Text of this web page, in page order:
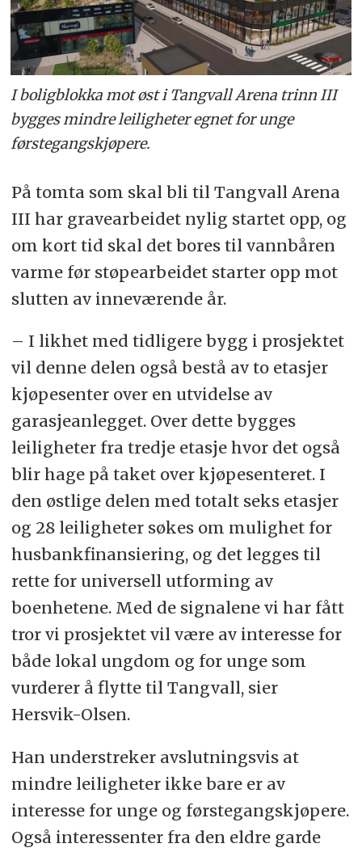
I boligblokka mot øst i Tangvall Arena trinn III
bygges mindre leiligheter egnet for unge
førstegangskjøpere.
På tomta som skal bli til Tangvall Arena
III har gravearbeidet nylig startet opp, og
om kort tid skal det bores til vannbåren
varme før støpearbeidet starter opp mot
slutten av inneværende år.
– I likhet med tidligere bygg i prosjektet
vil denne delen også bestå av to etasjer
kjøpesenter over en utvidelse av
garasjeanlegget. Over dette bygges
leiligheter fra tredje etasje hvor det også
blir hage på taket over kjøpesenteret. I
den østlige delen med totalt seks etasjer
og 28 leiligheter søkes om mulighet for
husbankfinansiering, og det legges til
rette for universell utforming av
boenhetene. Med de signalene vi har fått
tror vi prosjektet vil være av interesse for
både lokal ungdom og for unge som
vurderer å flytte til Tangvall, sier
Hersvik-Olsen.
Han understreker avslutningsvis at
mindre leiligheter ikke bare er av
interesse for unge og førstegangskjøpere.
Også interessenter fra den eldre garde